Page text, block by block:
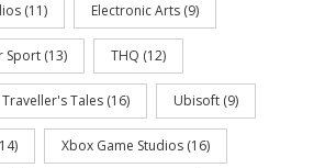
(11) Electronic Arts (9)
Sport (13) THQ (12)
Traveller's Tales (16) Ubisoft (9)
Xbox Game Studios (16)